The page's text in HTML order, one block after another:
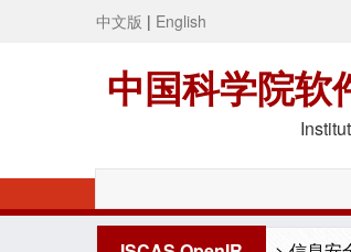
中文版 | English
中国科学院软